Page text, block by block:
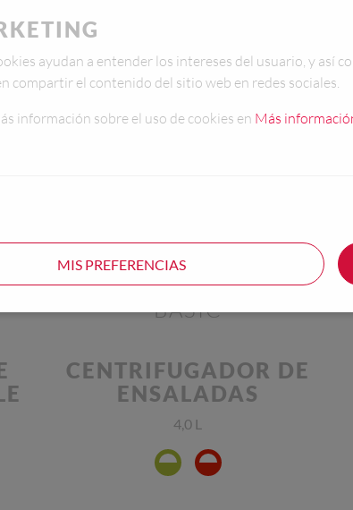
BASIC
CENTRIFUGADOR DE
ENSALADAS
4,0 L
ayudan a entender los intereses del usuario, y así
compartir el contenido del sitio web en redes sociales.
información sobre el uso de cookies en Más
MIS PREFERENCIAS